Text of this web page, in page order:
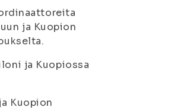
ja Kuopion
ja Kuopiossa
Kuopion